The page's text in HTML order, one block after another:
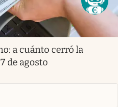
a cuánto cerró la
de agosto